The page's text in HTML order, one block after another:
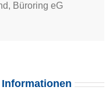
Büroring eG